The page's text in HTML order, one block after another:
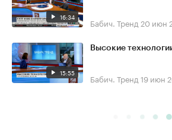
16:34 Бабич. Тренд 20 июн
15:55
Высокие
Бабич. Тренд 19 июн